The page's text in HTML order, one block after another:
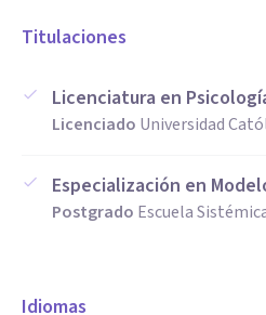
Titulaciones
Licenciatura en
Licenciado Universidad
Especialización en
Postgrado Escuela
Idiomas